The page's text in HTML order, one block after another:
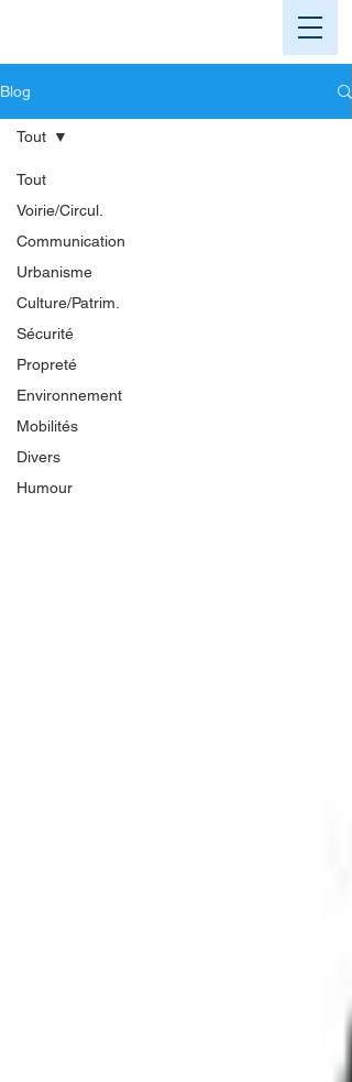
Blog
Tout
Voirie/Circul.
Communication
Urbanisme
Culture/Patrim.
Sécurité
Propreté
Environnement
Mobilités
Divers
Humour
Tout